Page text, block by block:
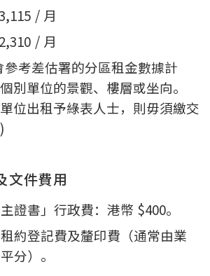
/ 月
/ 月
考差估署的分區租金數據計
別單位的景觀、樓層或坐向。
位出租予綠表人士，則毋須繳交
文件費用
證書」行政費：港幣 $400。
約登記費及釐印費（通常由業
分）。